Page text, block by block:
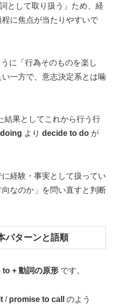
として取り扱う」ため、経
に焦点が当たりやすいで
に「行為そのものを楽し
一方で、意志決定系とは噛
結果としてこれから行う行
より decide to do が
経験・事実として扱ってい
なのか」を問い直すと判断
パターンと語順
to + 動詞の原形 です。
/ promise to call
のよう